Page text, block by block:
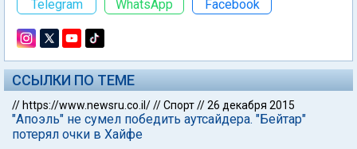
Telegram WhatsApp Facebook
ССЫЛКИ ПО ТЕМЕ
// https://www.newsru.co.il///Спорт//26 декабря 2015
"Апоэль" не сумел победить аутсайдера. "Бейтар"
потерял очки в Хайфе